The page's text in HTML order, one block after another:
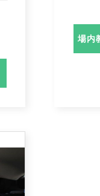
場内